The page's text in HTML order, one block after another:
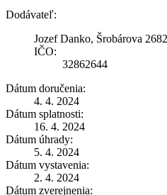
Dodávateľ:
Jozef Danko, Šrobárova
IČO:
32862644
Dátum doručenia:
4. 4. 2024
Dátum splatnosti:
16. 4. 2024
Dátum úhrady:
5. 4. 2024
Dátum vystavenia:
2. 4. 2024
Dátum zverejnenia: